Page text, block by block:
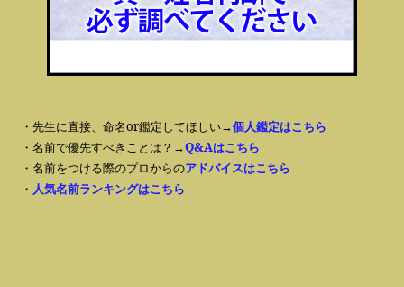
・先生に直接、命名or鑑定してほしい→個人鑑定はこちら
・名前で優先すべきことは？→Q&Aはこちら
・名前をつける際のプロからのアドバイスはこちら
・ 人気名前ランキングはこちら